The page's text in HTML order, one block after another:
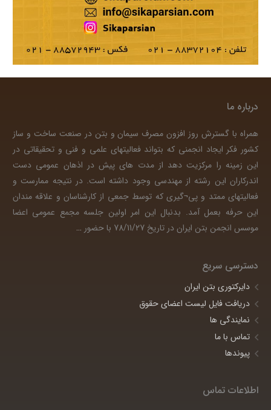
درباره ما
همراه با گسترش روز افزون مصرف سیمان و بتن در صنعت ساخت و ساز
کشور فکر ایجاد انجمنی که بتواند فعالیتهای علمی و فنی و تحقیقاتی در
این زمینه را مرکزیت دهد از مدت های پیش در اذهان عمومی دست
اندرکاران این رشته از مهندسی وجود داشته است. در نتیجه ممارست و
فعالیتهای ممتد و پی¬گیری که توسط جمعی از کارشناسان و علاقه مندان
این حرفه بعمل آمد. بدنبال این امر اولین جلسه مجمع عمومی اعضا
موسس انجمن بتن ایران در تاریخ 78/11/27 با حضور
…
دسترسی سریع
دایرکتوری بتن ایران
دریافت فایل لیست اعضای حقوق
نمایندگی ها
تماس با ما
پیوندها
اطلاعات تماس